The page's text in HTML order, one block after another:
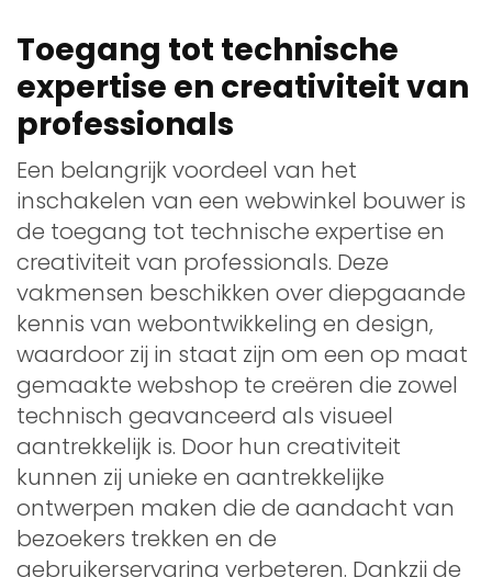
Toegang tot technische
expertise en creativiteit van
professionals
Een belangrijk voordeel van het
inschakelen van een webwinkel bouwer is
de toegang tot technische expertise en
creativiteit van professionals. Deze
vakmensen beschikken over diepgaande
kennis van webontwikkeling en design,
waardoor zij in staat zijn om een op maat
gemaakte webshop te creëren die zowel
technisch geavanceerd als visueel
aantrekkelijk is. Door hun creativiteit
kunnen zij unieke en aantrekkelijke
ontwerpen maken die de aandacht van
bezoekers trekken en de
gebruikerservaring verbeteren. Dankzij de